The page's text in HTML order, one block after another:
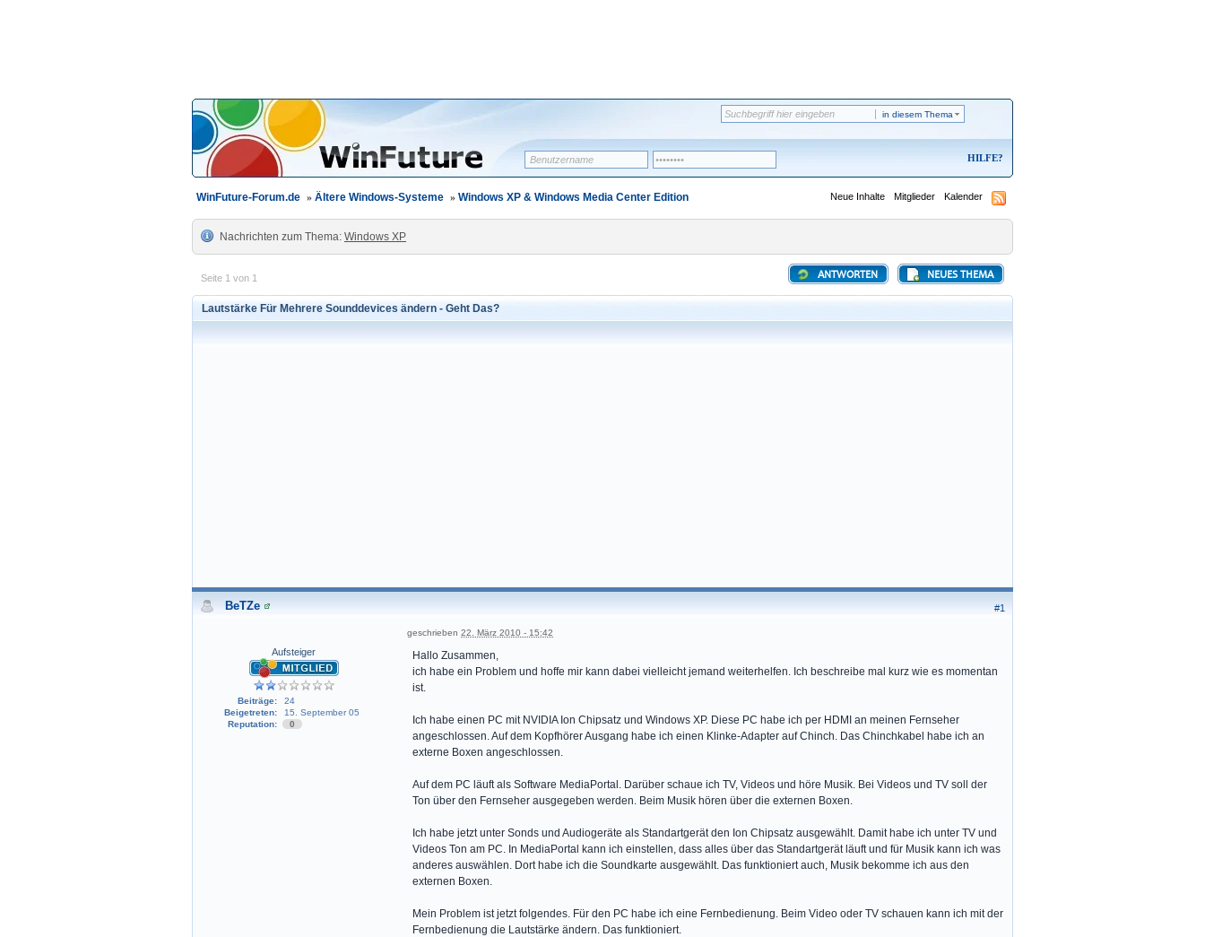
in diesem Thema
HILFE
WinFuture-Forum.de » Ältere Windows-Systeme » Windows XP & Windows Media Center Edition Neue Inhalte Mitglieder Kalender
Nachrichten zum Thema: Windows XP
Seite 1 von 1 NEUES THEMA
ANTWORTEN
Lautstärke Für Mehrere Sounddevices ändern - Geht Das?
#1
BeTZe
Aufsteiger
Beiträge:
24
Beigetreten:
15. September 05
Reputation:
0
geschrieben 22. März 2010 - 15:42
Hallo Zusammen,
ich habe ein Problem und hoffe mir kann dabei vielleicht jemand weiterhelfen. Ich beschreibe mal kurz wie es momentan
ist.
Ich habe einen PC mit NVIDIA Ion Chipsatz und Windows XP. Diese PC habe ich per HDMI an meinen Fernseher
angeschlossen. Auf dem Kopfhörer Ausgang habe ich einen Klinke-Adapter auf Chinch. Das Chinchkabel habe ich an
externe Boxen angeschlossen.
Auf dem PC läuft als Software MediaPortal. Darüber schaue ich TV, Videos und höre Musik. Bei Videos und TV soll der
Ton über den Fernseher ausgegeben werden. Beim Musik hören über die externen Boxen.
Ich habe jetzt unter Sonds und Audiogeräte als Standartgerät den Ion Chipsatz ausgewählt. Damit habe ich unter TV und
Videos Ton am PC. In MediaPortal kann ich einstellen, dass alles über das Standartgerät läuft und für Musik kann ich was
anderes auswählen. Dort habe ich die Soundkarte ausgewählt. Das funktioniert auch, Musik bekomme ich aus den
externen Boxen.
Mein Problem ist jetzt folgendes. Für den PC habe ich eine Fernbedienung. Beim Video oder TV schauen kann ich mit der
Fernbedienung die Lautstärke ändern. Das funktioniert.